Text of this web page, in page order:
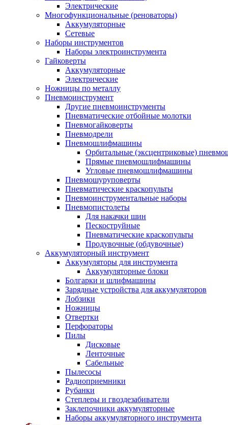
Электрические
Многофункциональные (реноваторы)
Аккумуляторные
Сетевые
Наборы инструментов
Наборы электроинструмента
Гайковерты
Аккумуляторные
Электрические
Ножницы по металлу
Пневмоинструмент
Другие пневмоинструменты
Пневматические отбойные молотки
Пневмогайковерты
Пневмодрели
Пневмошлифмашины
Орбитальные (эксцентриковые)
Прямые пневмошлифмашины
Угловые пневмошлифмашины
Пневмошуруповерты
Пневматические краскопульты
Пневмоинструментальные наборы
Пневмопистолеты
Для накачки шин
Пескоструйные
Пневматические краскопульты
Продувочные (обдувочные)
Аккумуляторный инструмент
Аккумуляторы для инструмента
Аккумуляторные блоки
Болгарки и шлифмашины
Зарядные устройства для аккумуляторов
Лобзики
Ножницы
Отвертки
Перфораторы
Пилы
Дисковые
Ленточные
Сабельные
Пылесосы
Радиоприемники
Рубанки
Степлеры и гвоздезабиватели
Заклепочники аккумуляторные
Наборы аккумуляторного инструмента